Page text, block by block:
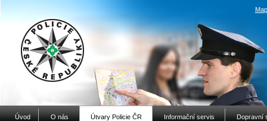
Úvod O nás Útvary Policie ČR Informační servis Dopravní